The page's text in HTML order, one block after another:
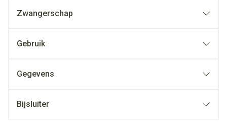
Zwangerschap
Gebruik
Gegevens
Bijsluiter